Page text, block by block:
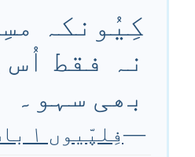
کِیُونکہ
نہ فقط
بھی سہو۔
—فِلپّیوں ۱ باب ۲۹ آیت